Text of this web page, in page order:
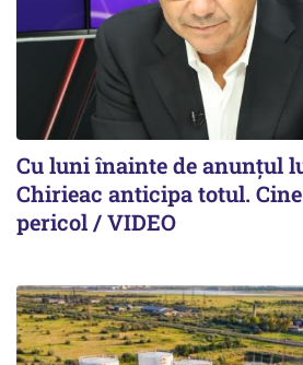
Cu luni înainte de anunțul
Chirieac anticipa totul.
pericol / VIDEO